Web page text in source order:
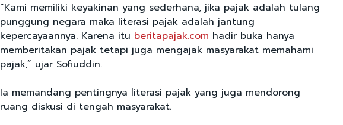
“Kami memiliki keyakinan yang sederhana, jika pajak adalah tulang
punggung negara maka literasi pajak adalah jantung
kepercayaannya. Karena itu beritapajak.com hadir buka hanya
memberitakan pajak tetapi juga mengajak masyarakat memahami
pajak,” ujar Sofiuddin.
Ia memandang pentingnya literasi pajak yang juga mendorong
ruang diskusi di tengah masyarakat.